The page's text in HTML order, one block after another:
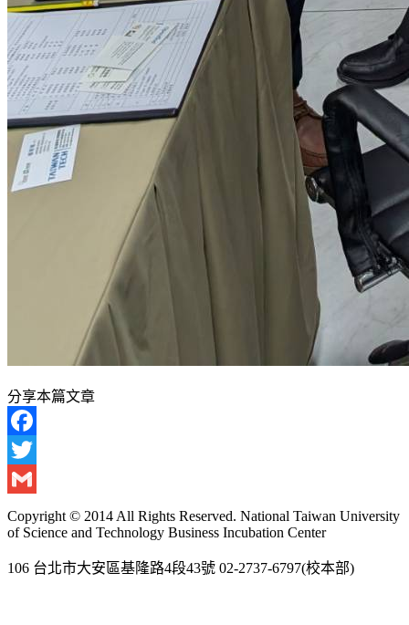
分享本篇文章
Facebook
Twitter
Gmail
Copyright © 2014 All Rights Reserved. National Taiwan University
of Science and Technology Business Incubation Center
106 台北市大安區基隆路4段43號 02-2737-6797(校本部)